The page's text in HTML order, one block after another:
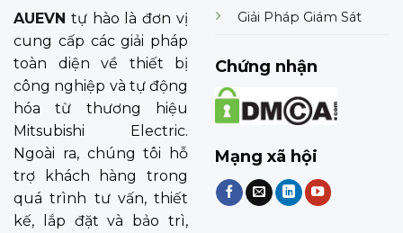
AUEVN tự hào là đơn vị
cung cấp các giải pháp
toàn diện về thiết bị
công nghiệp và tự động
hóa từ thương hiệu
Mitsubishi Electric.
Ngoài ra, chúng tôi hỗ
trợ khách hàng trong
quá trình tư vấn, thiết
kế, lắp đặt và bảo trì,
Giải Pháp Giám Sát
Chứng nhận
Mạng xã hội